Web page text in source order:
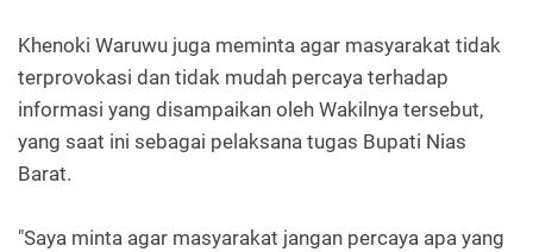
Khenoki Waruwu juga meminta agar masyarakat tidak
terprovokasi dan tidak mudah percaya terhadap
informasi yang disampaikan oleh Wakilnya tersebut,
yang saat ini sebagai pelaksana tugas Bupati Nias
Barat.
"Saya minta agar masyarakat jangan percaya apa yang